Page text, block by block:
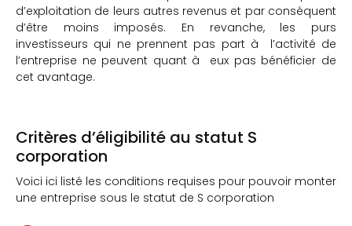
d’exploitation de leurs autres revenus et par conséquent
d’être moins imposés. En revanche, les purs
investisseurs qui ne prennent pas part à l’activité de
l’entreprise ne peuvent quant à eux pas bénéficier de
cet avantage.
Critères d’éligibilité au statut S
corporation
Voici ici listé les conditions requises pour pouvoir monter
une entreprise sous le statut de S corporation